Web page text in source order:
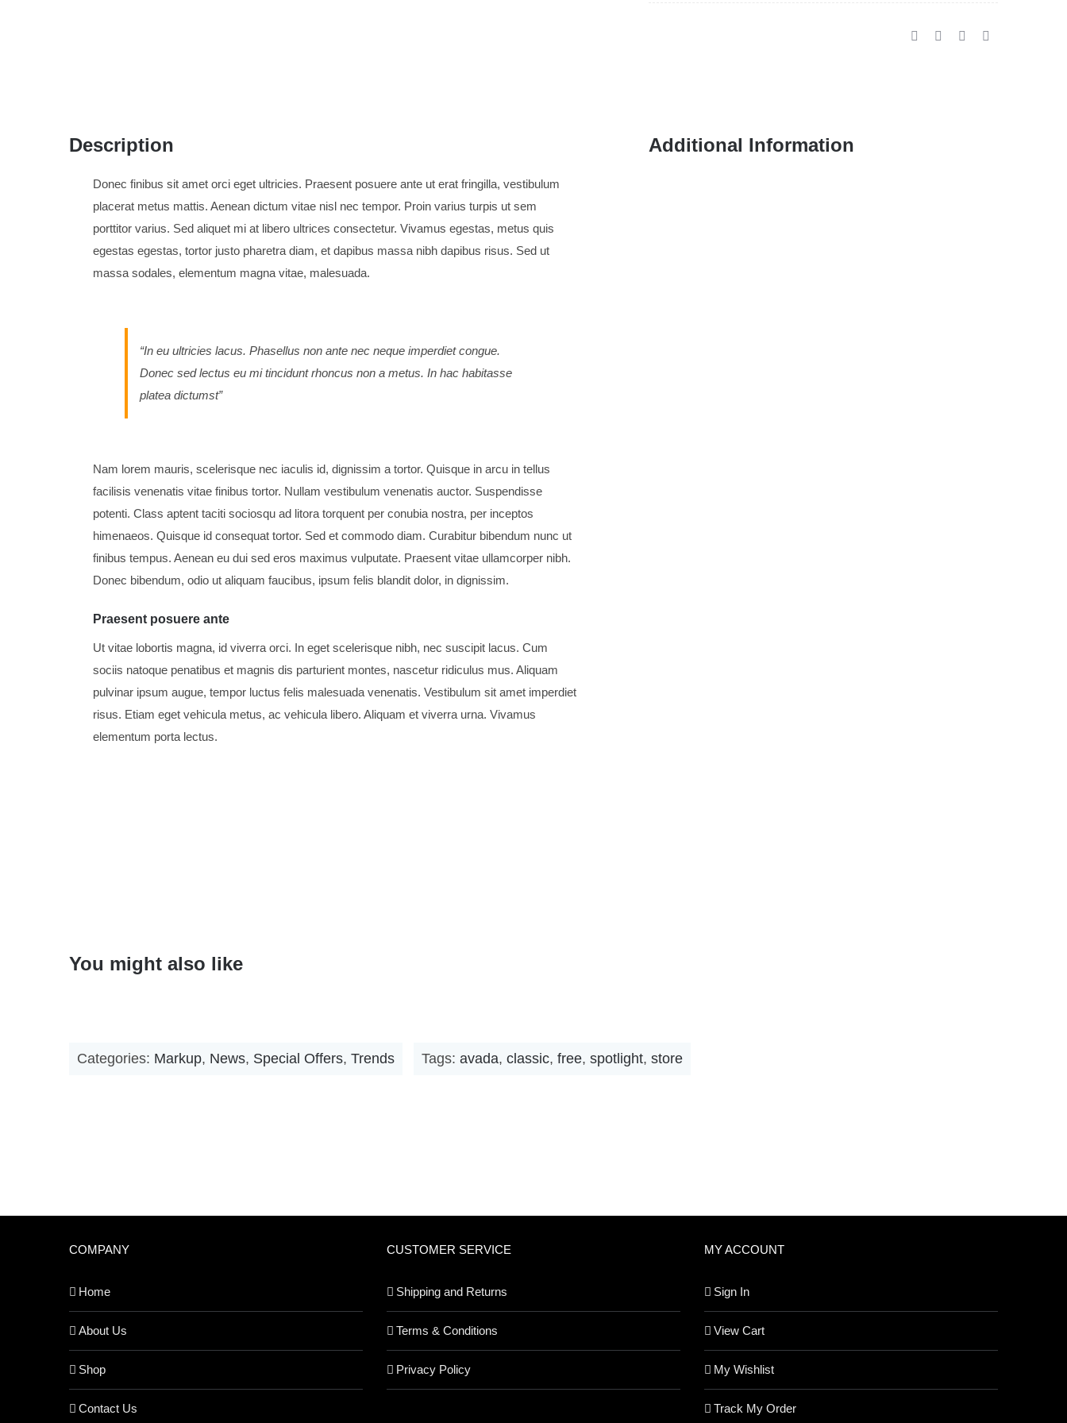
Description
Donec finibus sit amet orci eget ultricies. Praesent posuere ante ut erat fringilla, vestibulum
placerat metus mattis. Aenean dictum vitae nisl nec tempor. Proin varius turpis ut sem
porttitor varius. Sed aliquet mi at libero ultrices consectetur. Vivamus egestas, metus quis
egestas egestas, tortor justo pharetra diam, et dapibus massa nibh dapibus risus. Sed ut
massa sodales, elementum magna vitae, malesuada.
“In eu ultricies lacus. Phasellus non ante nec neque imperdiet congue.
Donec sed lectus eu mi tincidunt rhoncus non a metus. In hac habitasse
platea dictumst”
Nam lorem mauris, scelerisque nec iaculis id, dignissim a tortor. Quisque in arcu in tellus
facilisis venenatis vitae finibus tortor. Nullam vestibulum venenatis auctor. Suspendisse
potenti. Class aptent taciti sociosqu ad litora torquent per conubia nostra, per inceptos
himenaeos. Quisque id consequat tortor. Sed et commodo diam. Curabitur bibendum nunc ut
finibus tempus. Aenean eu dui sed eros maximus vulputate. Praesent vitae ullamcorper nibh.
Donec bibendum, odio ut aliquam faucibus, ipsum felis blandit dolor, in dignissim.
Praesent posuere ante
Ut vitae lobortis magna, id viverra orci. In eget scelerisque nibh, nec suscipit lacus. Cum
sociis natoque penatibus et magnis dis parturient montes, nascetur ridiculus mus. Aliquam
pulvinar ipsum augue, tempor luctus felis malesuada venenatis. Vestibulum sit amet imperdiet
risus. Etiam eget vehicula metus, ac vehicula libero. Aliquam et viverra urna. Vivamus
elementum porta lectus.
Additional Information
You might also like
Categories: Markup, News, Special Offers, Trends Tags: avada, classic, free, spotlight, store
COMPANY
Home
About Us
Shop
Contact Us
CUSTOMER SERVICE
Shipping and Returns
Terms & Conditions
Privacy Policy
MY ACCOUNT
Sign In
View Cart
My Wishlist
Track My Order